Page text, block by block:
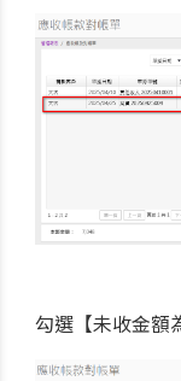
勾選【未收金額